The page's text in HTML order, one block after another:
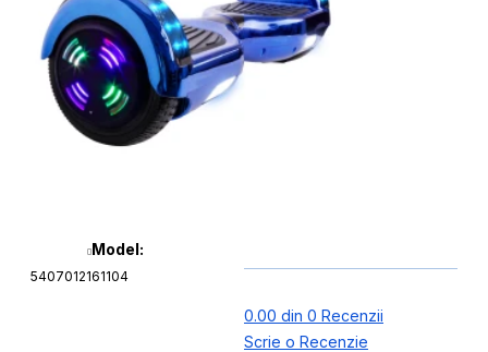
Model:
5407012161104
0.00 din 0 Recenzii
Scrie o Recenzie